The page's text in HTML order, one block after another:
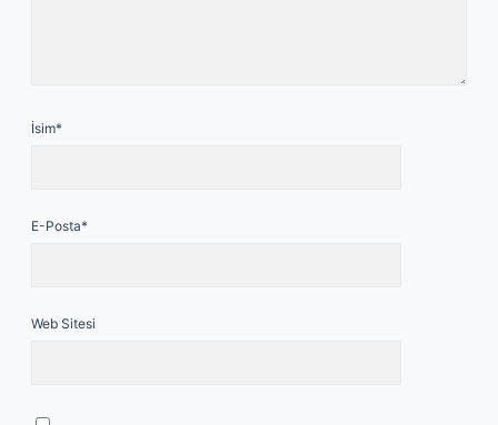
İsim*
E-Posta*
Web Sitesi